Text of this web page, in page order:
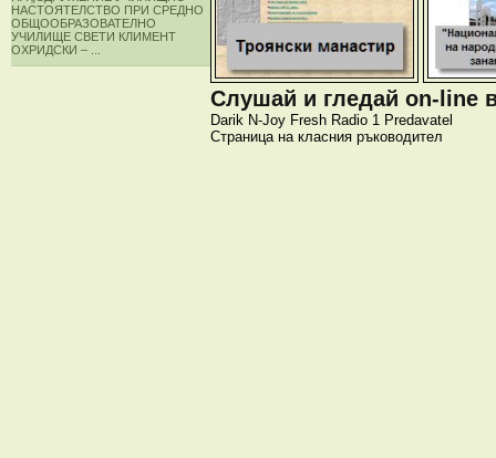
НАСТОЯТЕЛСТВО ПРИ СРЕДНО
ОБЩООБРАЗОВАТЕЛНО
УЧИЛИЩЕ СВЕТИ КЛИМЕНТ
ОХРИДСКИ – ...
Слушай и гледай on-line
Darik N-Joy Fresh Radio 1 Predavatel
Страница на класния ръководител